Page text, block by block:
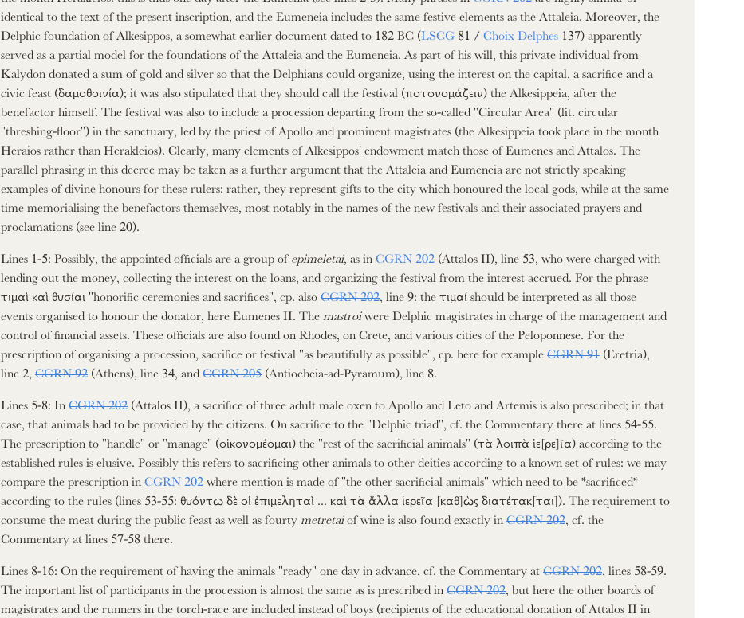
identical to the text of the present inscription, and the Eumeneia includes the same festive elements as the Attaleia. Moreover, the
Delphic foundation of Alkesippos, a somewhat earlier document dated to 182 BC (LSCG 81 / Choix Delphes 137) apparently
served as a partial model for the foundations of the Attaleia and the Eumeneia. As part of his will, this private individual from
Kalydon donated a sum of gold and silver so that the Delphians could organize, using the interest on the capital, a sacrifice and a
civic feast (δαμοθοινία); it was also stipulated that they should call the festival (ποτονομάζειν) the Alkesippeia, after the
benefactor himself. The festival was also to include a procession departing from the so-called "Circular Area" (lit. circular
"threshing-floor") in the sanctuary, led by the priest of Apollo and prominent magistrates (the Alkesippeia took place in the month
Heraios rather than Herakleios). Clearly, many elements of Alkesippos' endowment match those of Eumenes and Attalos. The
parallel phrasing in this decree may be taken as a further argument that the Attaleia and Eumeneia are not strictly speaking
examples of divine honours for these rulers: rather, they represent gifts to the city which honoured the local gods, while at the same
time memorialising the benefactors themselves, most notably in the names of the new festivals and their associated prayers and
proclamations (see line 20).
Lines 1-5: Possibly, the appointed officials are a group of epimeletai, as in CGRN 202 (Attalos II), line 53, who were charged with
lending out the money, collecting the interest on the loans, and organizing the festival from the interest accrued. For the phrase
τιμαὶ καὶ θυσίαι "honorific ceremonies and sacrifices", cp. also CGRN 202 , line 9: the τιμαί should be interpreted as all those
events organised to honour the donator, here Eumenes II. The mastroiwere Delphic magistrates in charge of the management and
control of financial assets. These officials are also found on Rhodes, on Crete, and various cities of the Peloponnese. For the
prescription of organising a procession, sacrifice or festival "as beautifully as possible", cp. here for example CGRN 91 (Eretria),
line 2, CGRN 92 (Athens), line 34, and CGRN 205 (Antiocheia-ad-Pyramum), line 8.
Lines 5-8: In CGRN 202 (Attalos II), a sacrifice of three adult male oxen to Apollo and Leto and Artemis is also prescribed; in that
case, that animals had to be provided by the citizens. On sacrifice to the "Delphic triad", cf. the Commentary there at lines 54-55.
The prescription to "handle" or "manage" (οἰκονομέομαι) the "rest of the sacrificial animals" (τὰ λοιπὰ ἱε[ρε]ῖα) according to the
established rules is elusive. Possibly this refers to sacrificing other animals to other deities according to a known set of rules: we may
compare the prescription in CGRN 202 where mention is made of "the other sacrificial animals" which need to be *sacrificed*
according to the rules (lines 53-55: θυόντω δὲ οἱ ἐπιμεληταὶ ... καὶ τὰ ἄλλα ἱερεῖα [καθ]ὼς διατέτακ[ται]). The requirement to
consume the meat during the public feast as well as fourty metretaiof wine is also found exactly in CGRN 202 , cf. the
Commentary at lines 57-58 there.
Lines 8-16: On the requirement of having the animals "ready" one day in advance, cf. the Commentary at CGRN 202 , lines 58-59.
The important list of participants in the procession is almost the same as is prescribed in CGRN 202 , but here the other boards of
magistrates and the runners in the torch-race are included instead of boys (recipients of the educational donation of Attalos II in